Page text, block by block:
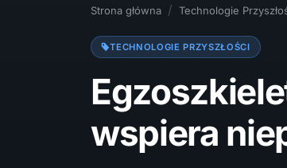
Strona główna Technologie
TECHNOLOGIE PRZYSZŁOŚCI
wspiera